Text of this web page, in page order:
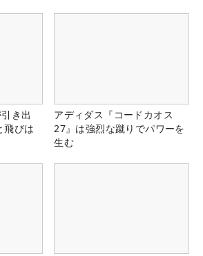
き出
飛びは
アディダス『コードカオス
27』は強烈な蹴りでパワーを
生む